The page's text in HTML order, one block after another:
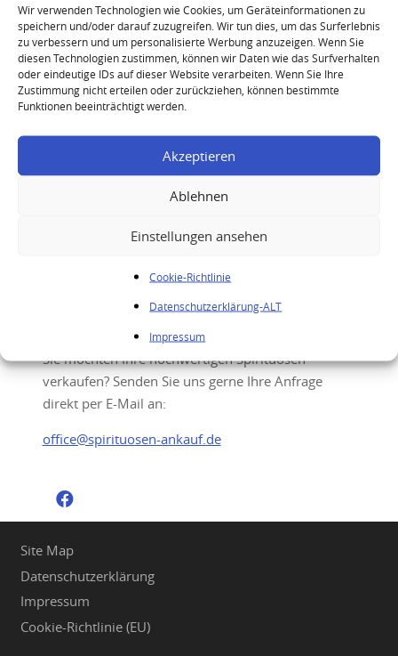
Wir verwenden Technologien wie Cookies, um Geräteinformationen zu
speichern und/oder darauf zuzugreifen. Wir tun dies, um das Surferlebnis
zu verbessern und um personalisierte Werbung anzuzeigen. Wenn Sie
diesen Technologien zustimmen, können wir Daten wie das Surfverhalten
oder eindeutige IDs auf dieser Website verarbeiten. Wenn Sie Ihre
Zustimmung nicht erteilen oder zurückziehen, können bestimmte
Funktionen beeinträchtigt werden.
Akzeptieren
Ablehnen
Einstellungen ansehen
Cookie-Richtlinie
Datenschutzerklärung-ALT
Impressum
Rum (23)
Whisky (83)
Bowmore Cask Strength 56% vol. alc. Single Malt
Ihre Anfrage
Sie möchten Ihre hochwertigen Spirituosen
verkaufen? Senden Sie uns gerne Ihre Anfrage
direkt per E-Mail an:
office@spirituosen-ankauf.de
Site Map
Datenschutzerklärung
Impressum
Cookie-Richtlinie (EU)